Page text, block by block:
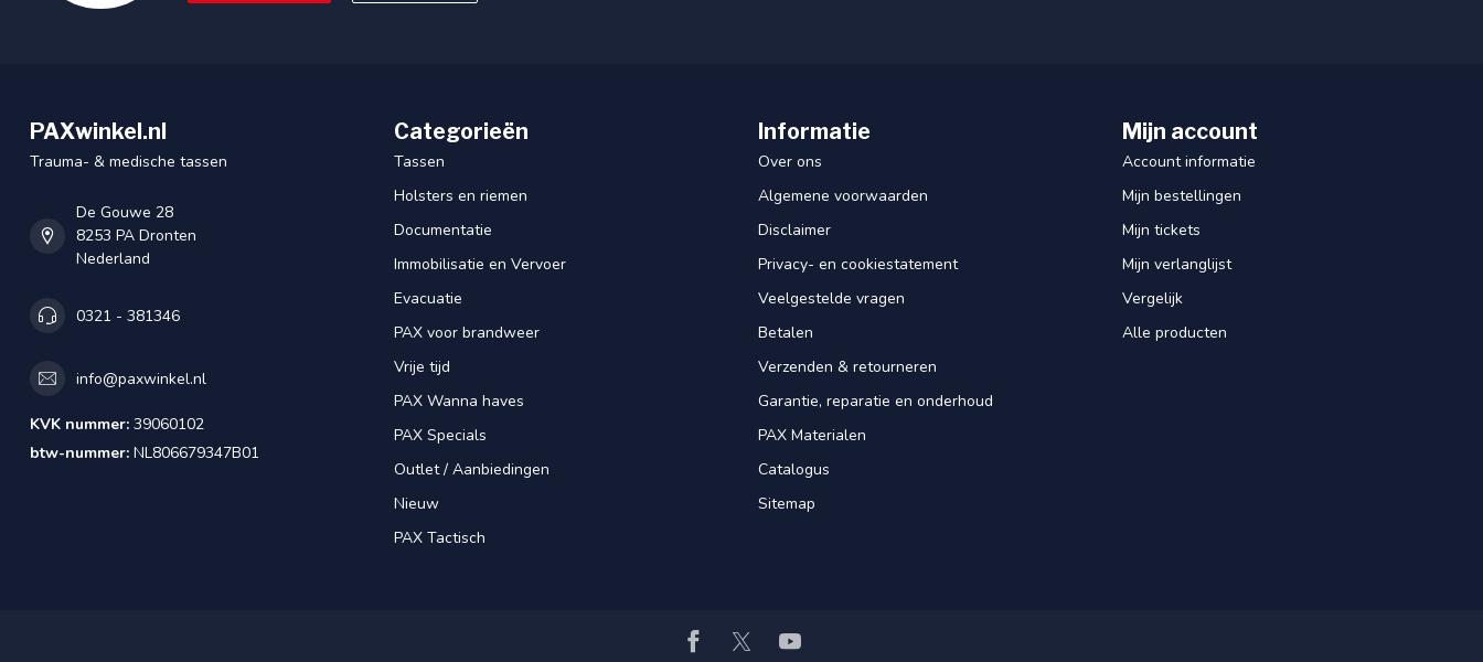
PAXwinkel.nl
Trauma- & medische tassen
De Gouwe 28
8253 PA Dronten
Nederland
0321 - 381346
info@paxwinkel.nl
KVK nummer: 39060102
btw-nummer: NL806679347B01
Categorieën
Tassen
Holsters en riemen
Documentatie
Immobilisatie en Vervoer
Evacuatie
PAX voor brandweer
Vrije tijd
PAX Wanna haves
PAX Specials
Outlet / Aanbiedingen
Nieuw
PAX Tactisch
Informatie
Over ons
Algemene voorwaarden
Disclaimer
Privacy- en cookiestatement
Veelgestelde vragen
Betalen
Verzenden & retourneren
Garantie, reparatie en onderhoud
PAX Materialen
Catalogus
Sitemap
Mijn account
Account informatie
Mijn bestellingen
Mijn tickets
Mijn verlanglijst
Vergelijk
Alle producten